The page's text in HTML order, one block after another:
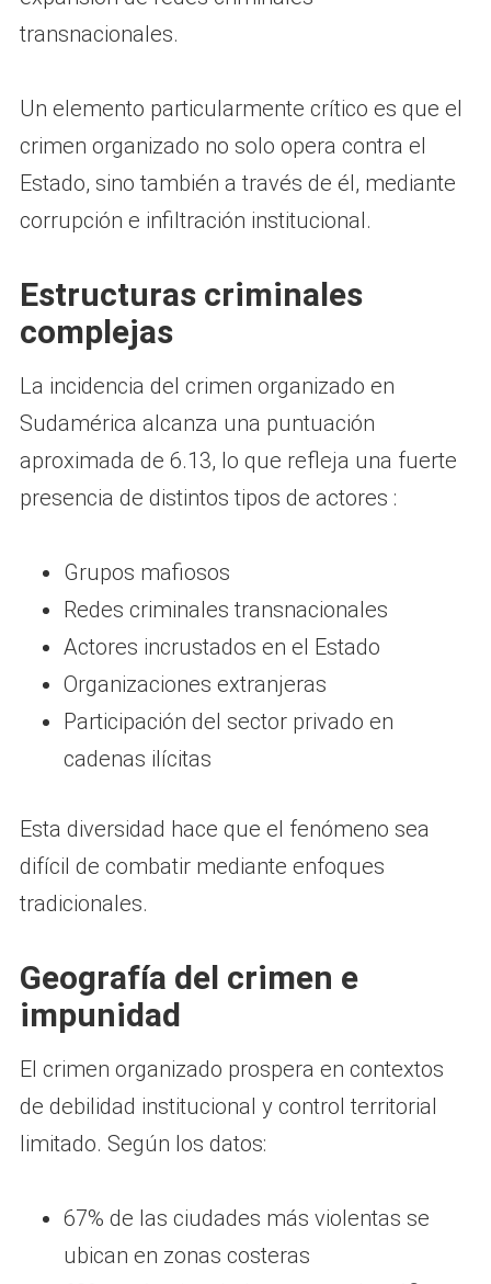
transnacionales.
Un elemento particularmente crítico es que el
crimen organizado no solo opera contra el
Estado, sino también a través de él, mediante
corrupción e infiltración institucional.
Estructuras criminales
complejas
La incidencia del crimen organizado en
Sudamérica alcanza una puntuación
aproximada de 6.13, lo que refleja una fuerte
presencia de distintos tipos de actores :
Grupos mafiosos
Redes criminales transnacionales
Actores incrustados en el Estado
Organizaciones extranjeras
Participación del sector privado en
cadenas ilícitas
Esta diversidad hace que el fenómeno sea
difícil de combatir mediante enfoques
tradicionales.
Geografía del crimen e
impunidad
El crimen organizado prospera en contextos
de debilidad institucional y control territorial
limitado. Según los datos:
67% de las ciudades más violentas se
ubican en zonas costeras